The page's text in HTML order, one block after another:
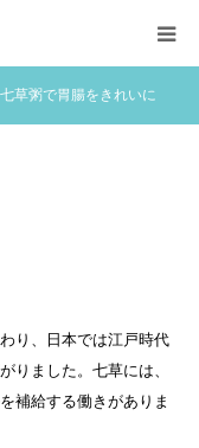
七草粥で胃腸をきれいに
り、日本では江戸時代
りました。七草には、
補給する働きがありま